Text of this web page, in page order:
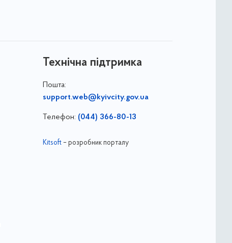
Технічна підтримка
Пошта:
support.web@kyivcity.gov.ua
Телефон: (044) 366-80-13
Kitsoft– розробник порталу